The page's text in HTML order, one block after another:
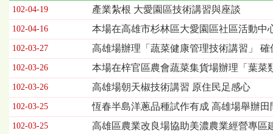
產
銷
班
技
術
講
習
暨
座
談
102-04-19 產業紮根 大愛園區技術講習與座談
102-04-16 本場在高雄市杉林區大愛園區社區活動
102-03-27 高雄場辦理「蔬菜健康管理技術講習」
102-03-26 本場在梓官區農會蔬菜集貨場辦理「葉菜
102-03-26 高雄場朝天椒技術講習 原住民足感心
102-03-25 恆春半島洋蔥品種試作有成 高雄場舉辦田
102-03-25 高雄區農業改良場協助美濃農業經營專區